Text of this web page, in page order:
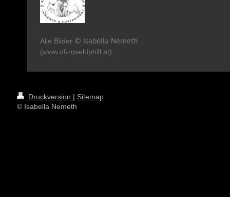
Alle Bilder © Isabella Nemeth
(www.of-rosehiphill.at)
Druckversion | Sitemap
© Isabella Nemeth